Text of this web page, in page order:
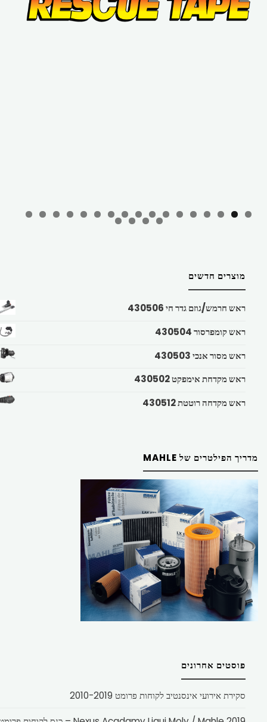
מוצרים חדשים
ראש חרמש/גוזם גדר חי 430506
ראש קומפרסור 430504
ראש מסור אנכי 430503
ראש מקדחת אימפקט 430502
ראש מקדחה רוטטת 430512
מדריך הפילטרים של MAHLE
פוסטים אחרונים
סקירת אירועי אינסנטיב לקוחות פרומט 2010-2019